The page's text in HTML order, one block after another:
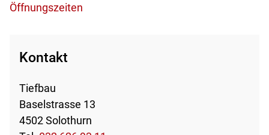
Öffnungszeiten
Kontakt
Tiefbau
Baselstrasse 13
4502 Solothurn